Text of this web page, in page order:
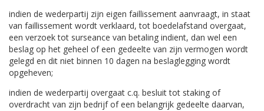
indien de wederpartij zijn eigen faillissement aanvraagt, in staat
van faillissement wordt verklaard, tot boedelafstand overgaat,
een verzoek tot surseance van betaling indient, dan wel een
beslag op het geheel of een gedeelte van zijn vermogen wordt
gelegd en dit niet binnen 10 dagen na beslaglegging wordt
opgeheven;
indien de wederpartij overgaat c.q. besluit tot staking of
overdracht van zijn bedrijf of een belangrijk gedeelte daarvan,